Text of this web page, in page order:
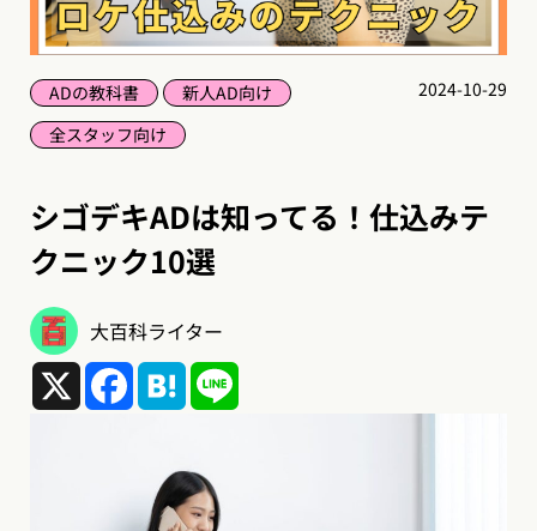
ADの教科書
新人AD向け
全スタッフ向け
2024-10-29
シゴデキADは知ってる！仕込みテ
クニック10選
大百科ライター
X
Facebook
Hatena